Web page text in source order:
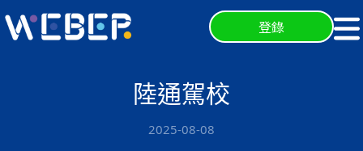
登錄
陸通駕校
2025-08-08